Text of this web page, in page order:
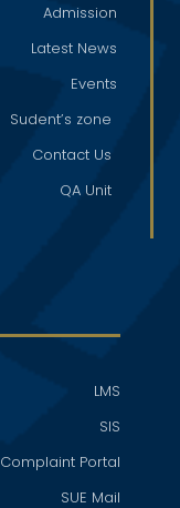
Admission
Latest News
Events
Sudent’s zone
Contact Us
QA Unit
LMS
SIS
Complaint Portal
SUE Mail